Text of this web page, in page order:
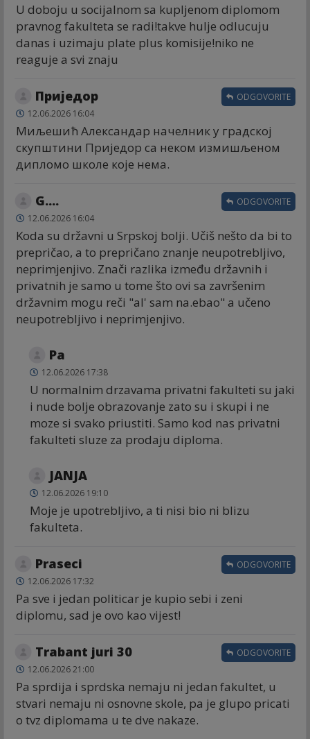
U doboju u socijalnom sa kupljenom diplomom
pravnog fakulteta se radi!takve hulje odlucuju
danas i uzimaju plate plus komisije!niko ne
reaguje a svi znaju
Приједор
12.06.2026 16:04
Миљешић Александар начелник у градској
скупштини Приједор са неком измишљеном
дипломо школе које нема.
ODGOVORITE
G....
12.06.2026 16:04
Koda su državni u Srpskoj bolji. Učiš nešto da bi to
prepričao, a to prepričano znanje neupotrebljivo,
neprimjenjivo. Znači razlika između državnih i
privatnih je samo u tome što ovi sa završenim
državnim mogu reči "al' sam na.ebao" a učeno
neupotrebljivo i neprimjenjivo.
ODGOVORITE
Pa
12.06.2026 17:38
U normalnim drzavama privatni fakulteti su jaki
i nude bolje obrazovanje zato su i skupi i ne
moze si svako priustiti. Samo kod nas privatni
fakulteti sluze za prodaju diploma.
JANJA
12.06.2026 19:10
Moje je upotrebljivo, a ti nisi bio ni blizu
fakulteta.
Praseci
12.06.2026 17:32
Pa sve i jedan politicar je kupio sebi i zeni
diplomu, sad je ovo kao vijest!
ODGOVORITE
Trabant juri 30
12.06.2026 21:00
Pa sprdija i sprdska nemaju ni jedan fakultet, u
stvari nemaju ni osnovne skole, pa je glupo pricati
o tvz diplomama u te dve nakaze.
ODGOVORITE